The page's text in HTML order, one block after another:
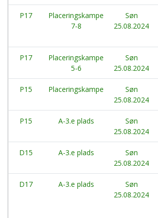
P17
Placeringskampe
7-8
Søn
25.08.2024
P17
Placeringskampe
5-6
Søn
25.08.2024
P15 Placeringskampe
Søn
25.08.2024
P15 A-3.e plads
Søn
25.08.2024
D15 A-3.e plads
Søn
25.08.2024
D17 A-3.e plads
Søn
25.08.2024